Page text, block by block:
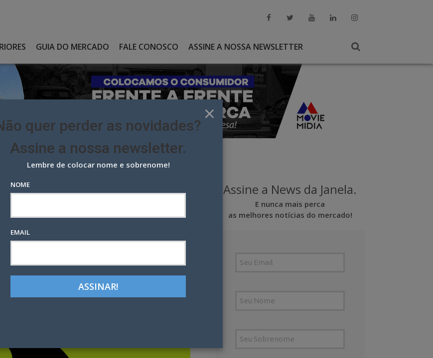
GUIA DO MERCADO FALE CONOSCO ASSINE A NOSSA NEWSLETTER
RIO + CCRJ: COMEÇA A VOTAÇÃO PARA DEFINIR SHORTLISTS
+ CCRJ: começa a
LinkedIn Pinterest
Assine a News da Janela.
E nunca mais perca
as melhores notícias do mercado!
×
quer perder as novidades?
Assine a nossa newsletter.
Lembre de colocar nome e sobrenome!
NOME
EMAIL